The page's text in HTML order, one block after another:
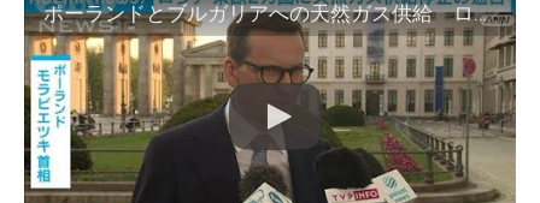
ポーランドとブルガリアへの天然ガス供給 ロシアが停止を通告(2022年4月27日)